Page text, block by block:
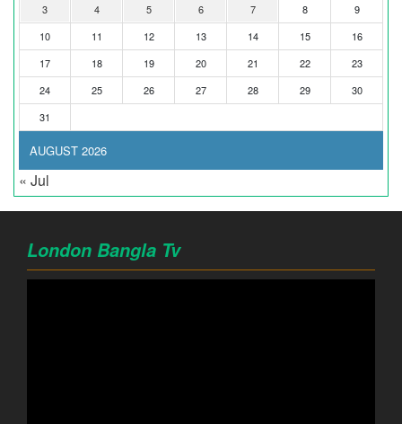
AUGUST 2026
3
4 5 6 7 8
9
10
11 12 13 14 15
16
17
18 19 20 21 22
23
24
25 26 27 28 29
30
31
« Jul
London Bangla Tv